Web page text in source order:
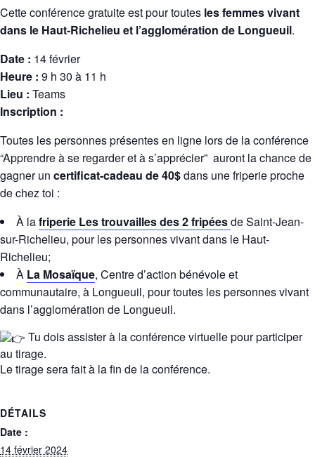
Cette conférence gratuite est pour toutes les femmes vivant
dans le Haut-Richelieu et l’agglomération de Longueuil.
Date : 14 février
Heure : 9 h 30 à 11 h
Lieu : Teams
Inscription :
Toutes les personnes présentes en ligne lors de la conférence
“Apprendre à se regarder et à s’apprécier” auront la chance de
gagner un certificat-cadeau de 40$dans une friperie proche
de chez toi :
À lafriperie Les trouvailles des 2 fripéesde Saint-Jean-
sur-Richelieu, pour les personnes vivant dans le Haut-
Richelieu;
À La Mosaïque, Centre d’action bénévole et
communautaire, à Longueuil, pour toutes les personnes vivant
dans l’agglomération de Longueuil.
Tu dois assister à la conférence virtuelle pour participer
au tirage.
Le tirage sera fait à la fin de la conférence.
DÉTAILS
Date :
14 février 2024